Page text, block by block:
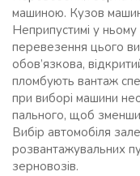
машиною. Кузов
Неприпустимі у ньому
перевезення цього
обов’язкова,
пломбують вантаж
при виборі машини
пального, щоб
Вибір автомобіля
розвантажувальних
зерновозів.